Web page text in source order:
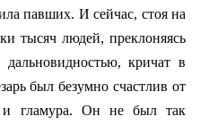
павших. И сейчас, стоя на
тысяч людей, преклоняясь
кричат в
был безумно счастлив от
и гламура. Он не был так